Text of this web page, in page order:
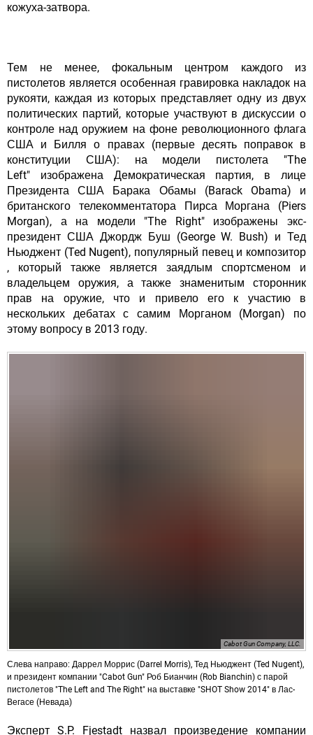
кожуха-затвора.
Тем не менее, фокальным центром каждого из
пистолетов является особенная гравировка накладок на
рукояти, каждая из которых представляет одну из двух
политических партий, которые участвуют в дискуссии о
контроле над оружием на фоне революционного флага
США и Билля о правах (первые десять поправок в
конституции США): на модели пистолета "The
Left" изображена Демократическая партия, в лице
Президента США Барака Обамы (Barack Obama) и
британского телекомментатора Пирса Моргана (Piers
Morgan), а на модели "The Right" изображены экс-
президент США Джордж Буш (George W. Bush) и Тед
Ньюджент (Ted Nugent), популярный певец и композитор
, который также является заядлым спортсменом и
владельцем оружия, а также знаменитым сторонник
прав на оружие, что и привело его к участию в
нескольких дебатах с самим Морганом (Morgan) по
этому вопросу в 2013 году.
Cabot Gun Company, LLC.
Слева направо: Даррел Моррис (Darrel Morris), Тед Ньюджент (Ted Nugent),
и президент компании "Cabot Gun" Роб Бианчин (Rob Bianchin) с парой
пистолетов "The Left and The Right" на выставке "SHOT Show 2014" в Лас-
Вегасе (Невада)
Эксперт S.P. Fjestadt назвал произведение компании